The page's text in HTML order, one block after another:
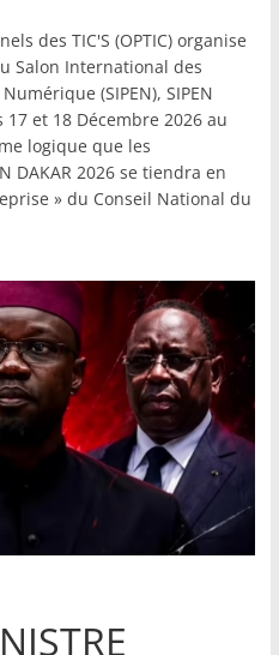
des TIC'S (OPTIC) organise
Salon International des
(SIPEN), SIPEN
17 et 18 Décembre 2026 au
logique que les
DAKAR 2026 se tiendra en
» du Conseil National du